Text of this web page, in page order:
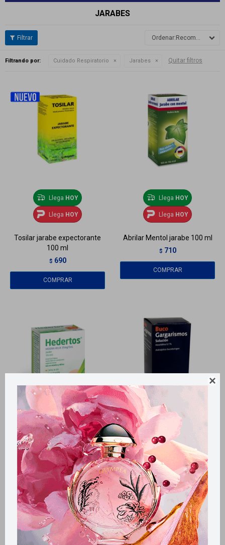

JARABES
Recomendados
Filtrando por: Cuidado Respiratorio Jarabes Quitar filtros
Llega HOY
Llega HOY
Tosilar jarabe expectorante
100 ml
$ 690
Llega HOY
Llega HOY
Abrilar Mentol jarabe 100 ml
$ 710
LlegaHOY
LlegaHOY
Hedertos jarabe 100 ml
$ 657
HOY
Llega HOY
Buco Gargarismos solución
200 ml
$ 667